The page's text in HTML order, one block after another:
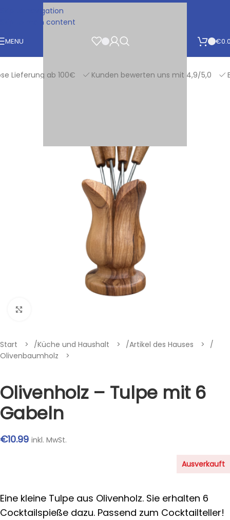
Skip to navigation
Skip to main content
MENU €
ab 100€ Kunden bewerten uns mit 4,9/5,0
Start /Küche und Haushalt /Artikel des Hauses
/
Olivenbaumholz
Olivenholz – Tulpe mit 6
Gabeln
€10.99 inkl. MwSt.
Ausverkauft
Eine kleine Tulpe aus Olivenholz. Sie erhalten 6
Cocktailspieße dazu. Passend zum Cocktailteller!